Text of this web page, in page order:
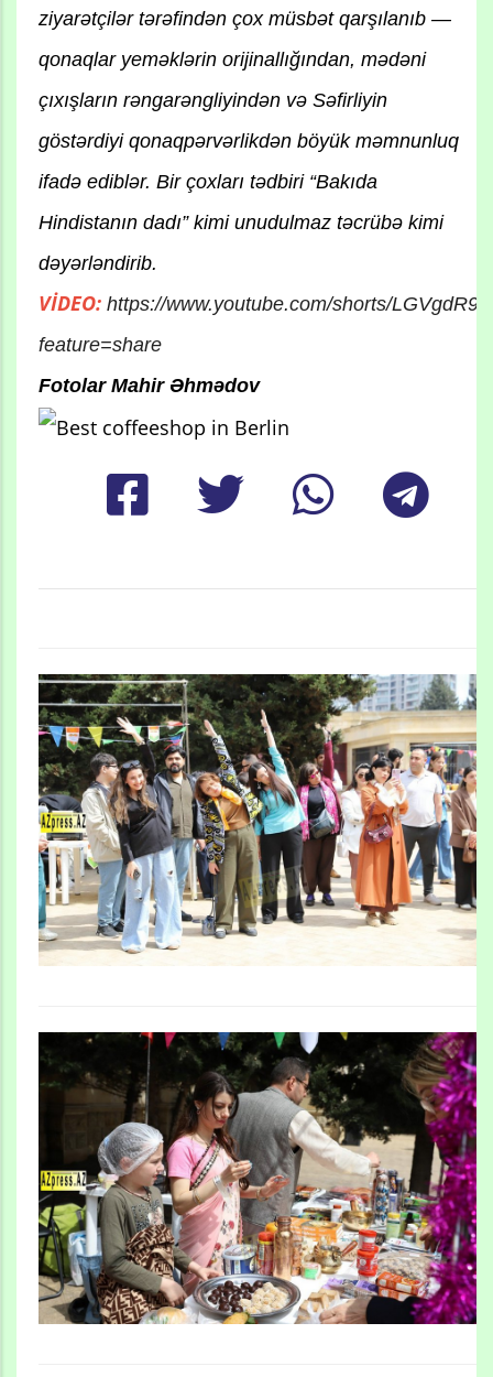
ziyarətçilər tərəfindən çox müsbət qarşılanıb —
qonaqlar yeməklərin orijinallığından, mədəni
çıxışların rəngarəngliyindən və Səfirliyin
göstərdiyi qonaqpərvərlikdən böyük məmnunluq
ifadə ediblər. Bir çoxları tədbiri “Bakıda
Hindistanın dadı” kimi unudulmaz təcrübə kimi
dəyərləndirib.
VİDEO: https://www.youtube.com/shorts/
feature=share
Fotolar Mahir Əhmədov